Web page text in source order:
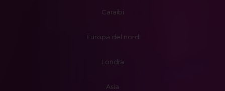
Caraibi
Europa del nord
Londra
Asia